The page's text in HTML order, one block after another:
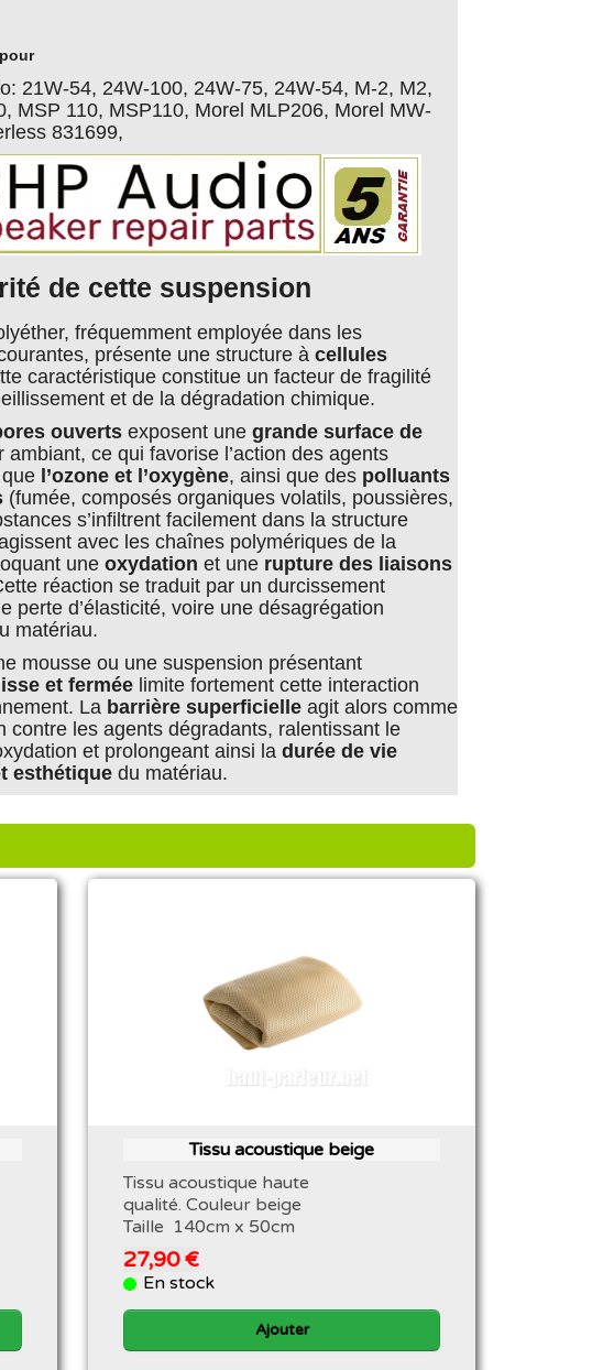
21W-54, 24W-100, 24W-75, 24W-54, M-2, M2,
MSP 110, MSP110, Morel MLP206, Morel MW-
831699,
de cette suspension
fréquemment employée dans les
présente une structure à cellules
caractéristique constitue un facteur de fragilité
et de la dégradation chimique.
ouverts exposent une grande surface de
ambiant, ce qui favorise l’action des agents
l’ozone et l’oxygène, ainsi que des polluants
(fumée, composés organiques volatils, poussières,
s’infiltrent facilement dans la structure
avec les chaînes polymériques de la
une oxydation et une rupture des liaisons
réaction se traduit par un durcissement
perte d’élasticité, voire une désagrégation
matériau.
mousse ou une suspension présentant
et fermée limite fortement cette interaction
La barrière superficielle agit alors comme
contre les agents dégradants, ralentissant le
et prolongeant ainsi la durée de vie
esthétique du matériau.
Tissu acoustique beige
Tissu acoustique haute
qualité. Couleur beige
Taille 140cm x 50cm
27,90 €
En stock
Ajouter